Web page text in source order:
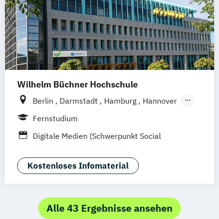
Kommunikation und Medienmanagement
Kommunikationsdesign
Medien- und Kommunikationsmanagement
Mediendesign Online Marketing
Sales Management & Strategy UX-Design
Wilhelm Büchner Hochschule
Berlin Darmstadt Hamburg
Hannover
Bonn
Nürnberg
Zürich Rostock Dortmund
Fernstudium
Digitale Medien (Schwerpunkt Social
Kostenloses Infomaterial
Alle 43 Ergebnisse ansehen